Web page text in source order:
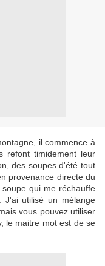
il commence à
refont timidement leur
des soupes d'été tout
provenance directe du
qui me réchauffe
J'ai utilisé un mélange
vous pouvez utiliser
le maitre mot est de se